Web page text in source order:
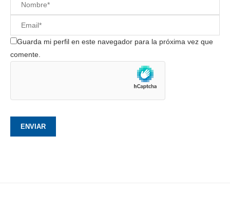
Guarda mi perfil en este navegador para la próxima vez que
comente.